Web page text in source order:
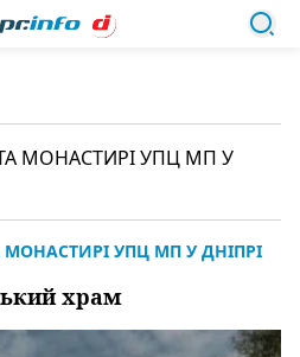
МОНАСТИРІ УПЦ МП У
храм
УПЦ МП У ДНІПРІ